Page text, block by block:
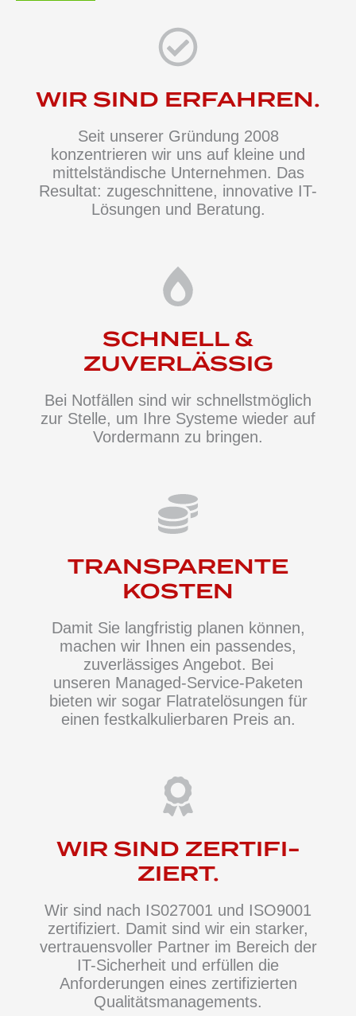
WIR SIND ERFAHREN.
Seit unserer Gründung 2008
konzentrieren wir uns auf kleine und
mittelständische Unternehmen. Das
Resultat: zugeschnittene, innovative IT-
Lösungen und Beratung.
SCHNELL &
ZUVERLÄS­SIG
Bei Notfällen sind wir schnellstmöglich
zur Stelle, um Ihre Systeme wieder auf
Vordermann zu bringen.
TRANSPA­RENTE
KOSTEN
Damit Sie langfristig planen können,
machen wir Ihnen ein passendes,
zuverlässiges Angebot. Bei
unseren Managed-Service-Paketen
bieten wir sogar Flatratelösungen für
einen festkalkulierbaren Preis an.
WIR SIND ZERTIFI­
ZIERT.
Wir sind nach IS027001 und ISO9001
zertifiziert. Damit sind wir ein starker,
vertrauensvoller Partner im Bereich der
IT-Sicherheit und erfüllen die
Anforderungen eines zertifizierten
Qualitäts­managements.